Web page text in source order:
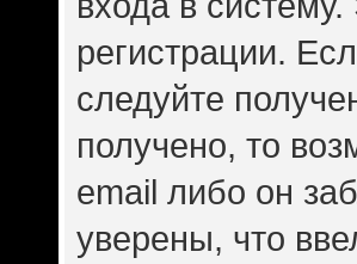
регистрации.
следуйте
получено, то
email либо он
уверены, что